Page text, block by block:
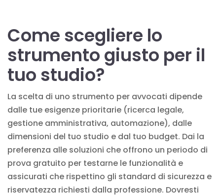
Come scegliere lo
strumento giusto per il
tuo studio?
La scelta di uno strumento per avvocati dipende
dalle tue esigenze prioritarie (ricerca legale,
gestione amministrativa, automazione), dalle
dimensioni del tuo studio e dal tuo budget. Dai la
preferenza alle soluzioni che offrono un periodo di
prova gratuito per testarne le funzionalità e
assicurati che rispettino gli standard di sicurezza e
riservatezza richiesti dalla professione. Dovresti